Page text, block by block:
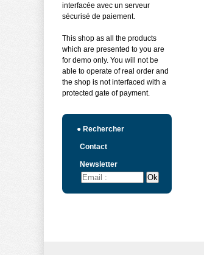
interfacée avec un serveur
sécurisé de paiement.
This shop as all the products
which are presented to you are
for demo only. You will not be
able to operate of real order and
the shop is not interfaced with a
protected gate of payment.
● Rechercher
Contact
Newsletter